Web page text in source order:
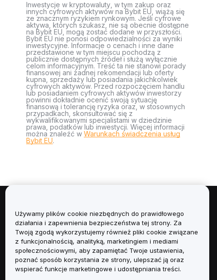
Inwestycje w kryptowaluty, w tym zakup oraz
innych cyfrowych aktywów na Bybit EU, wiążą się
ze znacznym ryzykiem rynkowym. Jeśli cyfrowe
aktywa, których szukasz, nie są obecnie dostępne
na Bybit EU, mogą zostać dodane w przyszłości.
Bybit EU nie ponosi odpowiedzialności za wyniki
inwestycyjne. Informacje o cenach i inne dane
przedstawione w tym miejscu pochodzą z
publicznie dostępnych źródeł i służą wyłącznie
celom informacyjnym. Treść ta nie stanowi porady
finansowej ani żadnej rekomendacji lub oferty
kupna, sprzedaży lub posiadania jakichkolwiek
cyfrowych aktywów. Przed rozpoczęciem handlu
lub posiadaniem cyfrowych aktywów inwestorzy
powinni dokładnie ocenić swoją sytuację
finansową i tolerancję ryzyka oraz, w stosownych
przypadkach, skonsultować się z
wykwalifikowanymi specjalistami w dziedzinie
prawa, podatków lub inwestycji. Więcej informacji
można znaleźć w Warunkach świadczenia usług
Bybit EU.
Informacje
Usługi
Obsługa Klienta
Używamy plików cookie niezbędnych do prawidłowego
działania i zapewnienia bezpieczeństwa tej strony. Za
Twoją zgodą wykorzystujemy również pliki cookie związane
z funkcjonalnością, analityką, marketingiem i mediami
społecznościowymi, aby zapamiętać Twoje ustawienia,
poznać sposób korzystania ze strony, ulepszać ją oraz
wspierać funkcje marketingowe i udostępniania treści.